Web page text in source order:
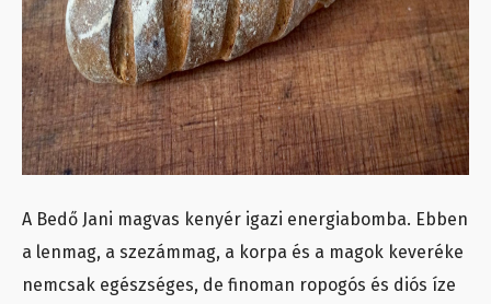
A Bedő Jani magvas kenyér igazi energiabomba. Ebben
a lenmag, a szezámmag, a korpa és a magok keveréke
nemcsak egészséges, de finoman ropogós és diós íze